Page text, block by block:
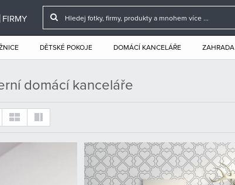
FIRMY
DĚTSKÉ POKOJE DOMÁCÍ KANCELÁŘE ZAHRADA
domácí kanceláře